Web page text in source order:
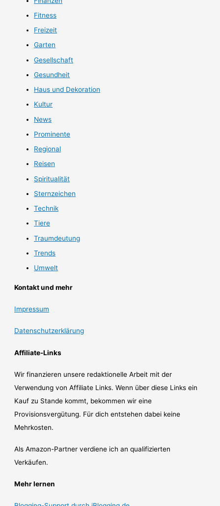
Fitness
Freizeit
Garten
Gesellschaft
Gesundheit
Haus und Dekoration
Kultur
News
Prominente
Regional
Reisen
Spiritualität
Sternzeichen
Technik
Tiere
Traumdeutung
Trends
Umwelt
Kontakt und mehr
Impressum
Datenschutzerklärung
Affiliate-Links
Wir finanzieren unsere redaktionelle Arbeit mit der
Verwendung von Affiliate Links. Wenn über diese Links ein
Kauf zu Stande kommt, bekommen wir eine
Provisionsvergütung. Für dich entstehen dabei keine
Mehrkosten.
Als Amazon-Partner verdiene ich an qualifizierten
Verkäufen.
Mehr lernen